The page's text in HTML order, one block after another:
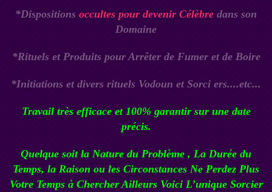
*Dispositions occultes pour devenir Célèbre dans son
Domaine
*Rituels et Produits pour Arrêter de Fumer et de Boire
*Initiations et divers rituels Vodoun et Sorci ers....etc...
Travail très efficace et 100% garantir sur une date
précis.
Quelque soit la Nature du Problème , La Durée du
Temps, la Raison ou les Circonstances Ne Perdez Plus
Votre Temps à Chercher Ailleurs Voici L’unique Sorcier